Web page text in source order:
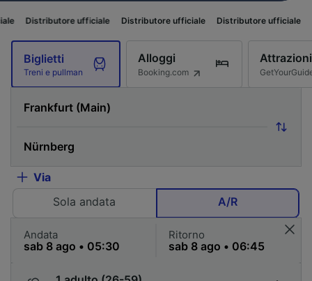
ufficiale Distributore ufficiale Distributore ufficiale Distributore
Biglietti
Treni e pullman
Alloggi
Booking.com
Attrazioni
Via
Sola andata
A/R
Andata Ritorno